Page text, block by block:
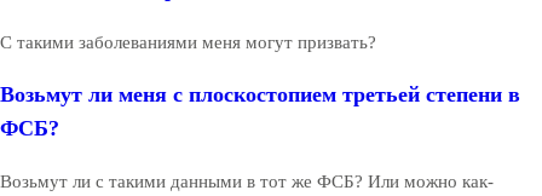
С такими заболеваниями меня могут призвать?
Возьмут ли меня с плоскостопием третьей степени в
ФСБ?
Возьмут ли с такими данными в тот же ФСБ? Или можно как-